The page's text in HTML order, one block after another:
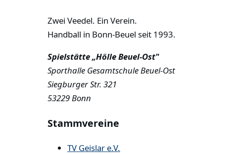
Zwei Veedel. Ein Verein.
Handball in Bonn-Beuel seit 1993.
Spielstätte „Hölle Beuel-Ost"
Sporthalle Gesamtschule Beuel-Ost
Siegburger Str. 321
53229 Bonn
Stammvereine
TV Geislar e.V.